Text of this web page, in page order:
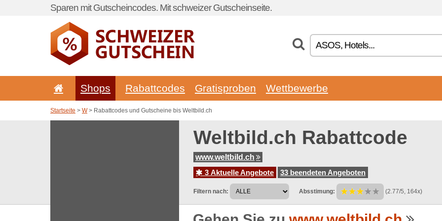
Sparen mit Gutscheincodes. Mit schweizer Gutscheinseite.
Shops Rabattcodes Gratisproben Wettbewerbe
Startseite > W> Rabattcodes und Gutscheine bis Weltbild.ch
Weltbild.ch Rabattcode
www.weltbild.ch
3 Aktuelle Angebote
33 beendeten Angeboten
Filtern nach: Absstimung: (2.77/5, 164x)